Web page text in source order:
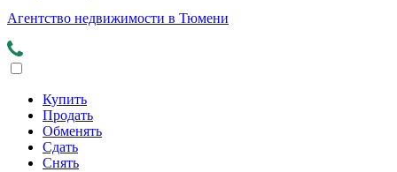
Агентство недвижимости в Тюмени
Купить
Продать
Обменять
Сдать
Снять